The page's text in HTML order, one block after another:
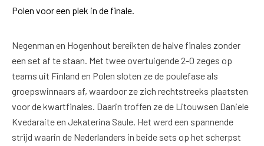
Polen voor een plek in de finale.
Negenman en Hogenhout bereikten de halve finales zonder
een set af te staan. Met twee overtuigende 2-0 zeges op
teams uit Finland en Polen sloten ze de poulefase als
groepswinnaars af, waardoor ze zich rechtstreeks plaatsten
voor de kwartfinales. Daarin troffen ze de Litouwsen Daniele
Kvedaraite en Jekaterina Saule. Het werd een spannende
strijd waarin de Nederlanders in beide sets op het scherpst